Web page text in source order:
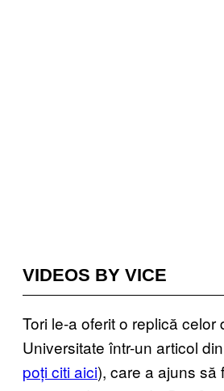
VIDEOS BY VICE
Tori le-a oferit o replică celor
Universitate într-un articol
poți citi aici), care a ajuns să